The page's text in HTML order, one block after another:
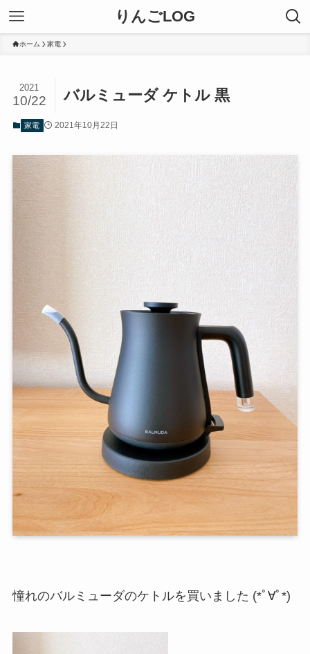
りんごLOG
ホーム 家電
バルミューダ ケトル 黒
2021
10/22
家電 2021年10月22日
憧れのバルミューダのケトルを買いました (*ﾟ∀ﾟ*)